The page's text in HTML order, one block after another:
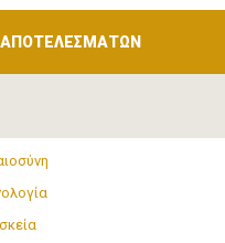
ΑΠΟΤΕΛΕΣΜΑΤΩΝ